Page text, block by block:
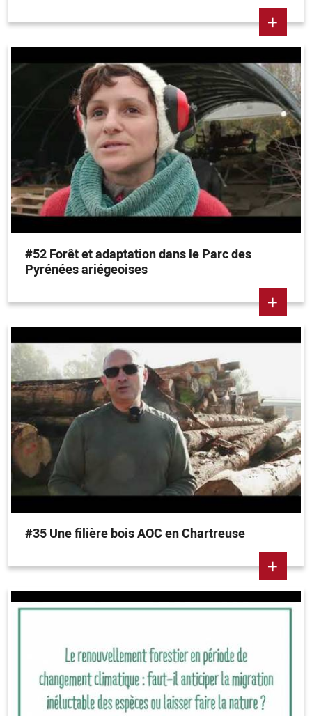
+
#52 Forêt et adaptation dans le Parc des
Pyrénées ariégeoises
+
#35 Une filière bois AOC en Chartreuse
+